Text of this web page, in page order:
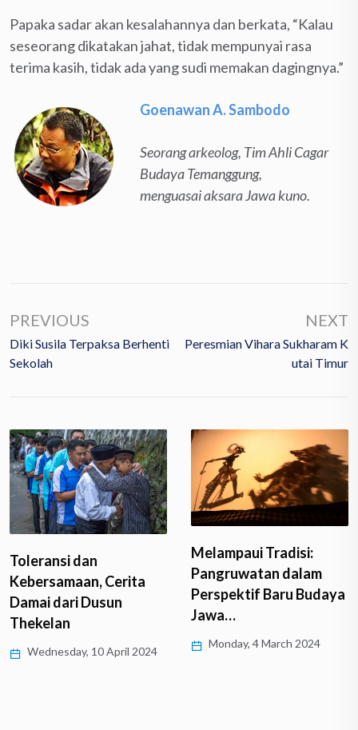
Papaka sadar akan kesalahannya dan berkata, “Kalau
seseorang dikatakan jahat, tidak mempunyai rasa
terima kasih, tidak ada yang sudi memakan dagingnya.”
Goenawan A. Sambodo
Seorang arkeolog, Tim Ahli Cagar
Budaya Temanggung,
menguasai aksara Jawa kuno.
PREVIOUS
Diki Susila Terpaksa Berhenti
Sekolah
NEXT
Peresmian Vihara Sukharam K
Utai Timur
Toleransi dan
Kebersamaan, Cerita
Damai dari Dusun
Thekelan
Wednesday, 10 April 2024
Melampaui Tradisi:
Pangruwatan dalam
Perspektif Baru Budaya
Jawa…
Monday, 4 March 2024